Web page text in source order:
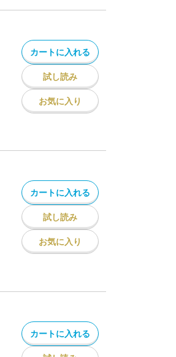
カートに入れる
試し読み
お気に入り
カートに入れる
試し読み
お気に入り
カートに入れる